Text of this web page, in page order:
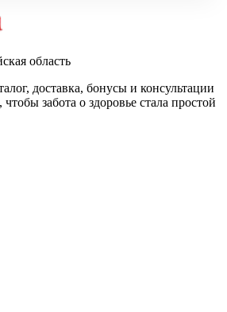
область
доставка, бонусы и консультации
забота о здоровье стала простой